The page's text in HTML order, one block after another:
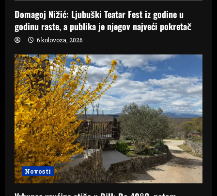
Domagoj Nižić: Ljubuški Teatar Fest iz godine u
godinu raste, a publika je njegov najveći pokretač
6 kolovoza, 2026
Novosti